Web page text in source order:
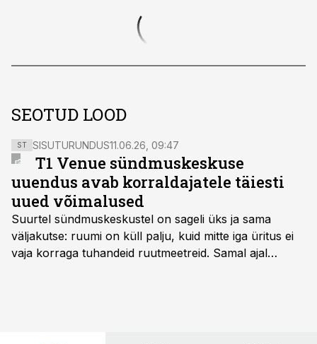
SEOTUD LOOD
ST SISUTURUNDUS11.06.26, 09:47
T1 Venue sündmuskeskuse
uuendus avab korraldajatele täiesti
uued võimalused
Suurtel sündmuskeskustel on sageli üks ja sama
väljakutse: ruumi on küll palju, kuid mitte iga üritus ei
vaja korraga tuhandeid ruutmeetreid. Samal ajal